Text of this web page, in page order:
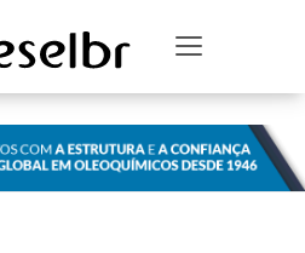
Toggle